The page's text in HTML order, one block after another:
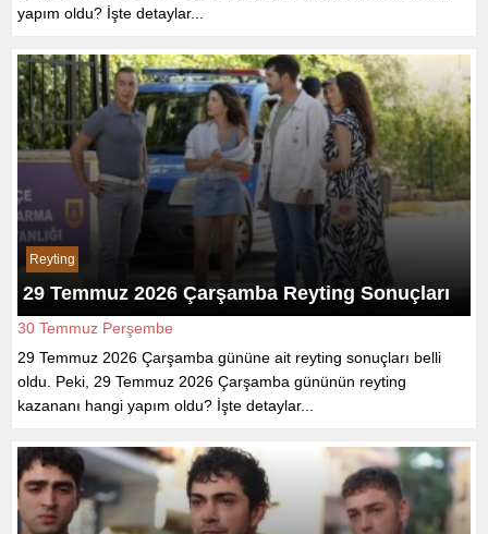
yapım oldu? İşte detaylar...
Reyting
29 Temmuz 2026 Çarşamba Reyting Sonuçları
30 Temmuz Perşembe
29 Temmuz 2026 Çarşamba gününe ait reyting sonuçları belli
oldu. Peki, 29 Temmuz 2026 Çarşamba gününün reyting
kazananı hangi yapım oldu? İşte detaylar...